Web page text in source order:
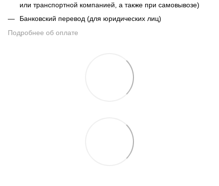
или транспортной компанией, а также при самовывозе)
Банковский перевод (для юридических лиц)
Подробнее об оплате